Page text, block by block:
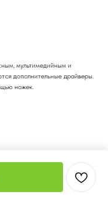
мультимедийным и
дополнительные драйверы.
ножек.